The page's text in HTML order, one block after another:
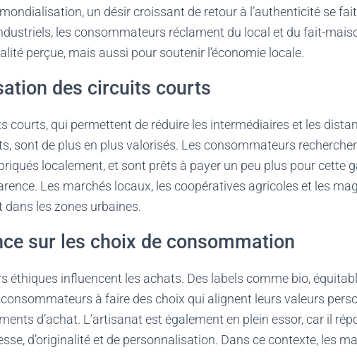
un désir croissant de retour à l’authenticité se
les consommateurs réclament du local et du fait-
perçue, mais aussi pour soutenir l’économie locale.
des circuits courts
courts, qui permettent de réduire les intermédiaires et les
sont de plus en plus valorisés. Les consommateurs
localement, et sont prêts à payer un peu plus pour cette
Les marchés locaux, les coopératives agricoles et les
dans les zones urbaines.
sur les choix de consommation
éthiques influencent les achats. Des labels comme bio,
à faire des choix qui alignent leurs valeurs
d’achat. L’artisanat est également en plein essor, car il
d’originalité et de personnalisation. Dans ce contexte, les